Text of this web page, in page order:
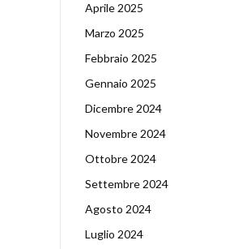
Aprile 2025
Marzo 2025
Febbraio 2025
Gennaio 2025
Dicembre 2024
Novembre 2024
Ottobre 2024
Settembre 2024
Agosto 2024
Luglio 2024